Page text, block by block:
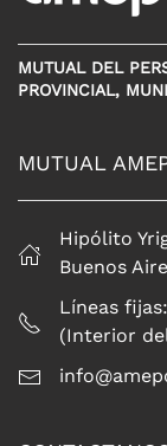
MUTUAL DEL
PROVINCIAL,
MUTUAL
Hipólito
Buenos
Líneas
(Interior